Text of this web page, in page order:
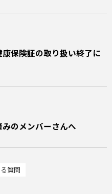
康保険証の取り扱い終了に
みのメンバーさんへ
質問